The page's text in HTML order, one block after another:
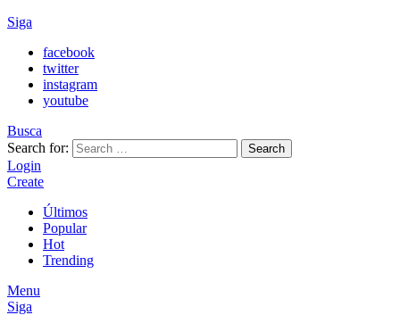
Siga
facebook
twitter
instagram
youtube
Busca
Search for:
Search
Login
Create
Últimos
Popular
Hot
Trending
Menu
Siga